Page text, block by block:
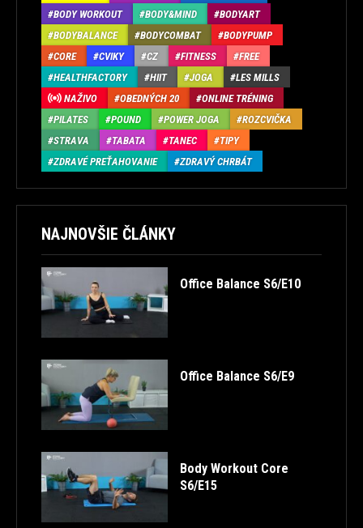
BODY WORKOUT
BODY&MIND
BODYART
BODYBALANCE
BODYCOMBAT
BODYPUMP
CORE
CVIKY CZ FITNESS
FREE
HEALTHFACTORY
HIIT JOGA
LES MILLS
NAŽIVO
OBEDNÝCH 20
ONLINE TRÉNING
PILATES
POUND POWER JOGA
ROZCVIČKA
STRAVA
TABATA TANEC
TIPY
ZDRAVÉ PREŤAHOVANIE
ZDRAVÝ CHRBÁT
NAJNOVŠIE ČLÁNKY
Office Balance S6/E10
Office Balance S6/E9
Body Workout Core
S6/E15